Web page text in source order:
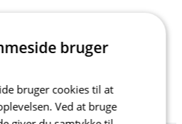
bruger
bruger cookies til at
Ved at bruge